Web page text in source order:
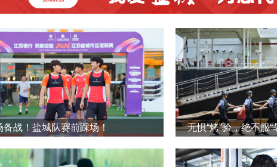
备战！盐城队赛前踩场！ 无惧“烤”验，绝不服“